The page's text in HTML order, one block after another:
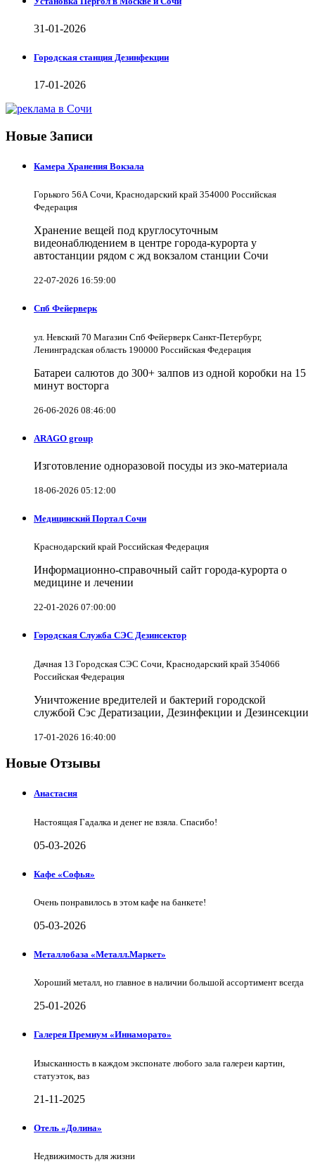
31-01-2026
Городская станция Дезинфекции
17-01-2026
Новые Записи
Камера Хранения Вокзала
Горького 56А Сочи, Краснодарский край 354000 Российская
Федерация
Хранение вещей под круглосуточным
видеонаблюдением в центре города-курорта у
автостанции рядом с жд вокзалом станции Сочи
22-07-2026 16:59:00
Спб Фейерверк
ул. Невский 70 Магазин Спб Фейерверк Санкт-Петербург,
Ленинградская область 190000 Российская Федерация
Батареи салютов до 300+ залпов из одной коробки на 15
минут восторга
26-06-2026 08:46:00
ARAGO group
Изготовление одноразовой посуды из эко-материала
18-06-2026 05:12:00
Медицинский Портал Сочи
Краснодарский край Российская Федерация
Информационно-справочный сайт города-курорта о
медицине и лечении
22-01-2026 07:00:00
Городская Служба СЭС Дезинсектор
Дачная 13 Городская СЭС Сочи, Краснодарский край 354066
Российская Федерация
Уничтожение вредителей и бактерий городской
службой Сэс Дератизации, Дезинфекции и Дезинсекции
17-01-2026 16:40:00
Новые Отзывы
Анастасия
Настоящая Гадалка и денег не взяла. Спасибо!
05-03-2026
Кафе «Софья»
Очень понравилось в этом кафе на банкете!
05-03-2026
Металлобаза «Металл.Маркет»
Хороший металл, но главное в наличии большой ассортимент всегда
25-01-2026
Галерея Премиум «Иннаморато»
Изысканность в каждом экспонате любого зала галереи картин,
статуэток, ваз
21-11-2025
Отель «Долина»
Недвижимость для жизни